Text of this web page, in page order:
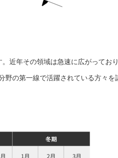
近年その領域は急速に広がってお
野の第一線で活躍されている方々を